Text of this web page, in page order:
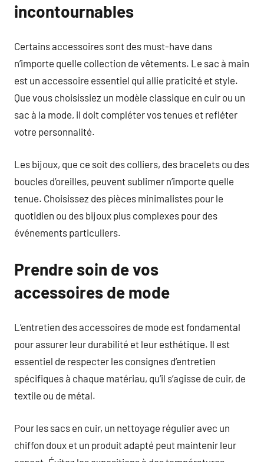
incontournables
Certains accessoires sont des must-have dans
n’importe quelle collection de vêtements. Le sac à main
est un accessoire essentiel qui allie praticité et style.
Que vous choisissiez un modèle classique en cuir ou un
sac à la mode, il doit compléter vos tenues et refléter
votre personnalité.
Les bijoux, que ce soit des colliers, des bracelets ou des
boucles d’oreilles, peuvent sublimer n’importe quelle
tenue. Choisissez des pièces minimalistes pour le
quotidien ou des bijoux plus complexes pour des
événements particuliers.
Prendre soin de vos
accessoires de mode
L’entretien des accessoires de mode est fondamental
pour assurer leur durabilité et leur esthétique. Il est
essentiel de respecter les consignes d’entretien
spécifiques à chaque matériau, qu’il s’agisse de cuir, de
textile ou de métal.
Pour les sacs en cuir, un nettoyage régulier avec un
chiffon doux et un produit adapté peut maintenir leur